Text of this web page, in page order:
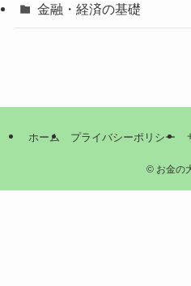
金融・経済の基礎
ホーム プライバシーポリシー
©お金の